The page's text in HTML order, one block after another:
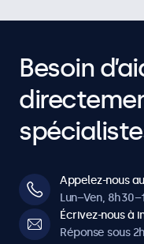
Besoin
Appelez-nous
Lun–Ven,
Écrivez-nous à
Réponse sous